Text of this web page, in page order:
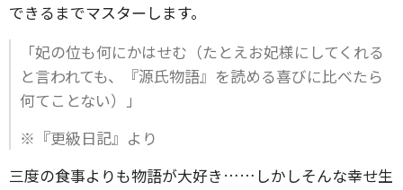
できるまでマスターします。
「妃の位も何にかはせむ（たとえお妃様にしてくれる
と言われても、『源氏物語』を読める喜びに比べたら
何てことない）」
※『更級日記』より
三度の食事よりも物語が大好き……しかしそんな幸せ生